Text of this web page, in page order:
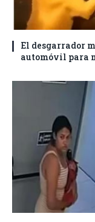
El desgarrador
automóvil para